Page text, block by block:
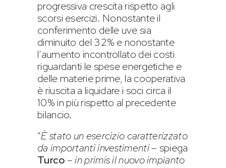
progressiva crescita rispetto agli
scorsi esercizi. Nonostante il
conferimento delle uve sia
diminuito del 32% e nonostante
l’aumento incontrollato dei costi
riguardanti le spese energetiche e
delle materie prime, la cooperativa
è riuscita a liquidare i soci circa il
10% in più rispetto al precedente
bilancio.
“È stato un esercizio caratterizzato
da importanti investimenti– spiega
Turco –in primis il nuovo impianto